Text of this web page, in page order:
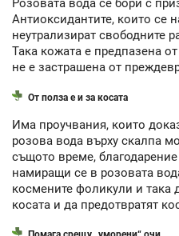
Розовата вода се бори с
Антиоксидантите, които се
неутрализират свободните
Така кожата е предпазена
не е застрашена от
От полза е и за косата
Има проучвания, които
розова вода върху скалпа
същото време,
намиращи се в розовата
космените фоликули и така
косата и да предотвратят